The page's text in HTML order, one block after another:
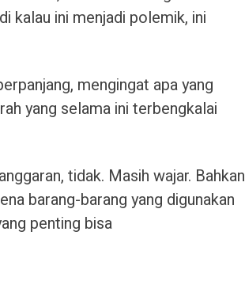
kalau ini menjadi polemik, ini
mengingat apa yang
yang selama ini terbengkalai
tidak. Masih wajar. Bahkan
barang-barang yang digunakan
penting bisa